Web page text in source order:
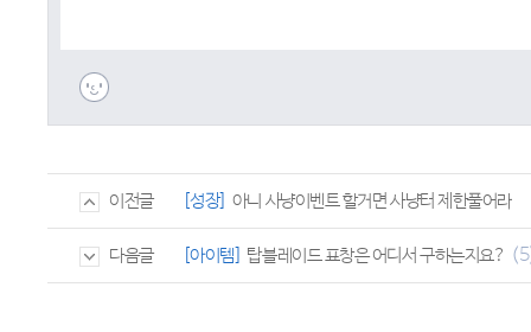
이전글 [성장] 아니 사냥이벤트 할거면 사냥터 제한풀어라
다음글 [아이템] 탑블레이드 표창은 어디서 구하는지요?